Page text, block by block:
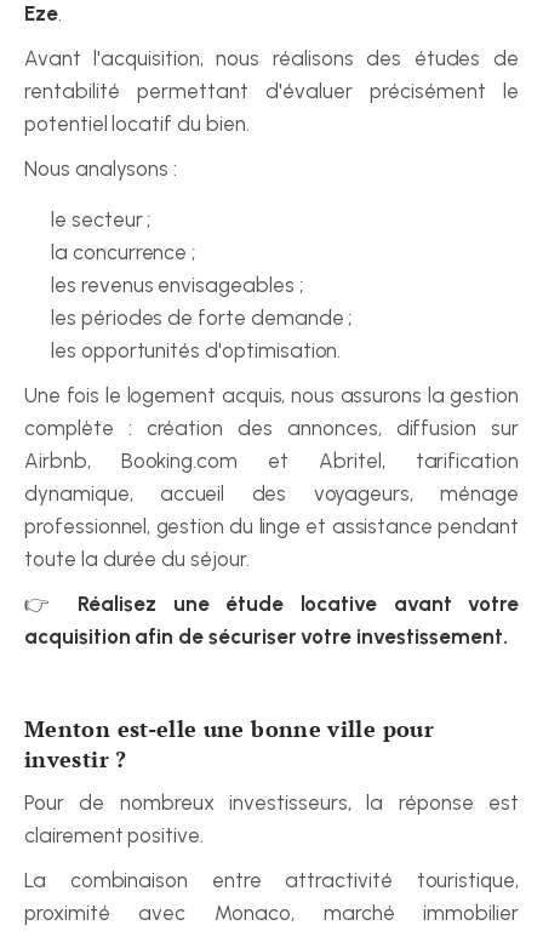
Eze.
Avant l'acquisition, nous réalisons des études de
rentabilité permettant d'évaluer précisément le
potentiel locatif du bien.
Nous analysons :
le secteur ;
la concurrence ;
les revenus envisageables ;
les périodes de forte demande ;
les opportunités d'optimisation.
Une fois le logement acquis, nous assurons la gestion
complète : création des annonces, diffusion sur
Airbnb, Booking.com et Abritel, tarification
dynamique, accueil des voyageurs, ménage
professionnel, gestion du linge et assistance pendant
toute la durée du séjour.
👉 Réalisez une étude locative avant votre
acquisition afin de sécuriser votre investissement.
Menton est-elle une bonne ville pour
investir ?
Pour de nombreux investisseurs, la réponse est
clairement positive.
La combinaison entre attractivité touristique,
proximité avec Monaco, marché immobilier